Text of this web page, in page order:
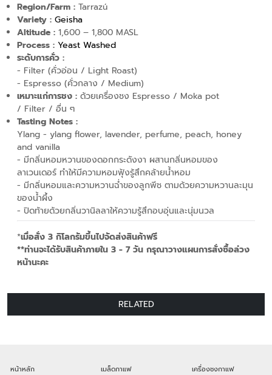
Region/Farm : Tarrazú
Variety : Geisha
Altitude : 1,600 – 1,800 MASL
Process : Yeast Washed
ระดับการคั่ว :
- Filter (คั่วอ่อน / Light Roast)
- Espresso (คั่วกลาง / Medium)
เหมาะแก่การชง : ด้วยเครื่องชง Espresso / Moka pot
/ Filter / อื่น ๆ
Tasting Notes :
Ylang - ylang flower, lavender, perfume, peach, honey
and vanilla
- มีกลิ่นหอมหวานของดอกกระดังงา ผสานกลิ่นหอมของ
ลาเวนเดอร์ ทำให้มีความหอมฟุ้งรู้สึกคล้ายน้ำหอม
- มีกลิ่นหอมและความหวานฉ่ำของลูกพีช ตามด้วยความหวานละมุน
ของน้ำผึ้ง
- ปิดท้ายด้วยกลิ่นวานิลลาให้ความรู้สึกอบอุ่นและนุ่มนวล
*เมื่อสั่ง 3 กิโลกรัมขึ้นไปจัดส่งสินค้าฟรี
**ท่านจะได้รับสินค้าภายใน 3 - 7 วัน กรุณาวางแผนการสั่งซื้อล่วง
หน้านะคะ
RELATED
หน้าหลัก
เมล็ดกาแฟ
เครื่องชงกาแฟ